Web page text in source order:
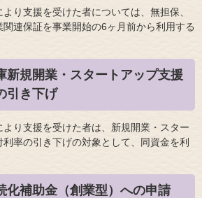
り支援を受けた者については、無担保、
連保証を事業開始の6ヶ月前から利用する
新規開業・スタートアップ支援
引き下げ​
り支援を受けた者は、新規開業・スター
利率の引き下げの対象として、同資金を利
化補助金（創業型）への申請